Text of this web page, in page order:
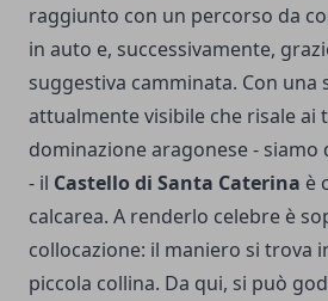
raggiunto con un percorso da
in auto e, successivamente,
suggestiva camminata. Con
attualmente visibile che risale ai
dominazione aragonese - siamo
- il Castello di Santa Caterina è
calcarea. A renderlo celebre è
collocazione: il maniero si trova
piccola collina. Da qui, si può